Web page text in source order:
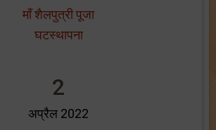
माँ शैलपुत्री पूजा
घटस्थापना
2
अप्रैल 2022